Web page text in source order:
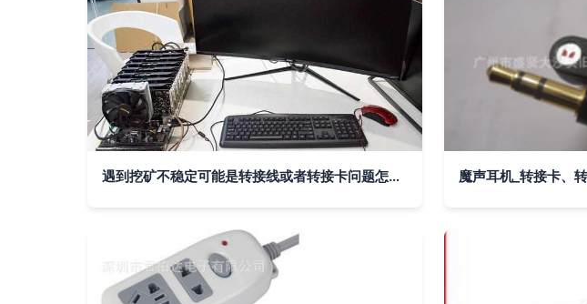
遇到挖矿不稳定可能是转接线或者转接卡问题怎么解